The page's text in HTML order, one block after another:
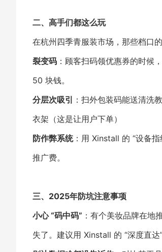
二、高手们都这么玩
在杭州四季青服装市场，那些档口
裂变码 ：顾客扫码领优惠券的时候
50 块钱。
分层次吸引
：扫外包装码能送清
衣架（这是让用户下单）
防作弊系统：用 Xinstall 的 “设备
推广费。
三、2025年防坑注意事项
小心 “码中码” ：有个美妆品牌在地
失了。建议用 Xinstall 的 “深度直达